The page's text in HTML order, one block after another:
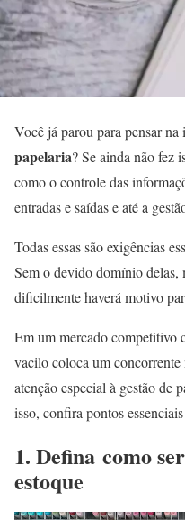
Você já parou para pensar
papelaria? Se ainda não fez
como o controle das
entradas e saídas e até a
Todas essas são exigências
Sem o devido domínio delas,
dificilmente haverá motivo
Em um mercado competitivo
vacilo coloca um concorrente
atenção especial à gestão de
isso, confira pontos
1. Defina como
estoque